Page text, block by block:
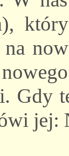
Gdy
jej: